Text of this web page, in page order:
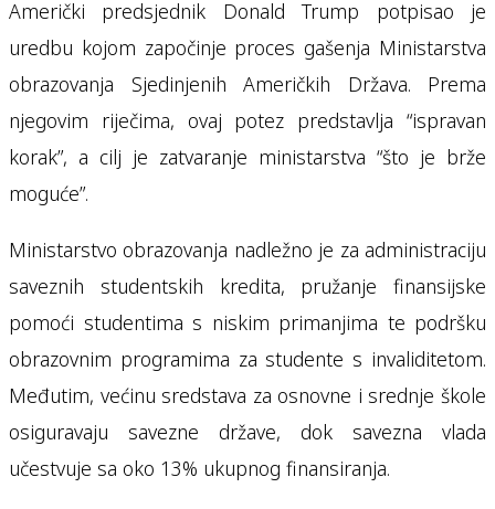
Američki predsjednik Donald Trump potpisao je
uredbu kojom započinje proces gašenja Ministarstva
obrazovanja Sjedinjenih Američkih Država. Prema
njegovim riječima, ovaj potez predstavlja “ispravan
korak”, a cilj je zatvaranje ministarstva “što je brže
moguće”.
Ministarstvo obrazovanja nadležno je za administraciju
saveznih studentskih kredita, pružanje finansijske
pomoći studentima s niskim primanjima te podršku
obrazovnim programima za studente s invaliditetom.
Međutim, većinu sredstava za osnovne i srednje škole
osiguravaju savezne države, dok savezna vlada
učestvuje sa oko 13% ukupnog finansiranja.